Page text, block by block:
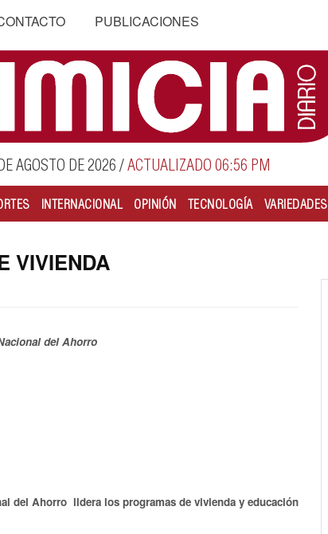
PUBLICACIONES
AGOSTO DE 2026 /ACTUALIZADO 06:56 PM
INTERNACIONAL OPINIÓN TECNOLOGÍA VARIEDADES
VIVIENDA
del Ahorro
del Ahorro lidera los programas de vivienda y educación